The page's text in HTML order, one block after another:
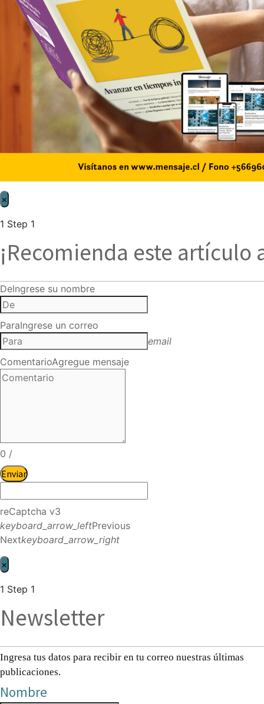
×
1 Step 1
¡Recomienda este artículo
DeIngrese su nombre
ParaIngrese un correo
email
ComentarioAgregue mensaje
0 /
Enviar
reCaptcha v3
keyboard_arrow_leftPrevious
Nextkeyboard_arrow_right
×
1 Step 1
Newsletter
Ingresa tus datos para recibir en tu correo nuestras últimas
publicaciones.
Nombre